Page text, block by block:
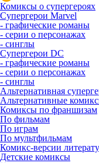
Комиксы о супергероях
Супергерои Marvel
- графические романы
- серии о персонажах
- синглы
Супергерои DC
- графические романы
- серии о персонажах
- синглы
Альтернативная
Альтернативные
Комиксы по франшизам
По фильмам
По играм
По мультфильмам
Комикс-версии
Детские комиксы